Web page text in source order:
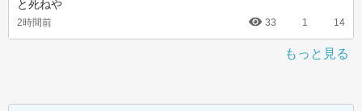
と死ねや
2時間前 33 1 14
もっと見る